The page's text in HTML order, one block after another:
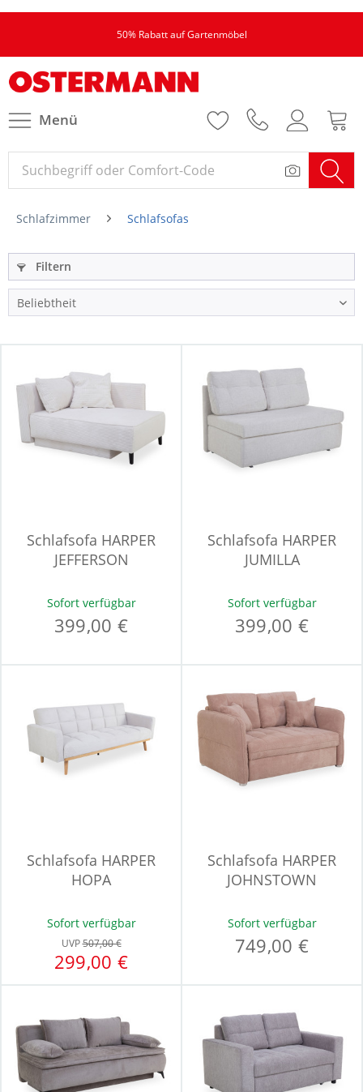
50% Rabatt auf Gartenmöbel
Menü
Schlafzimmer Schlafsofas
Filtern
Schlafsofa HARPER
JEFFERSON
Sofort verfügbar
399,00 €
Schlafsofa HARPER
JUMILLA
Sofort verfügbar
399,00 €
Schlafsofa HARPER
HOPA
Sofort verfügbar
UVP507,00 €
299,00 €
Schlafsofa HARPER
JOHNSTOWN
Sofort verfügbar
749,00 €